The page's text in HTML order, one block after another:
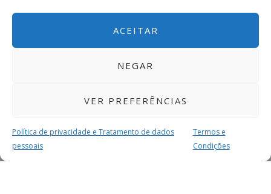
ACEITAR
NEGAR
VER PREFERÊNCIAS
Política de privacidade e Tratamento de dados
pessoais
Termos e
Condições